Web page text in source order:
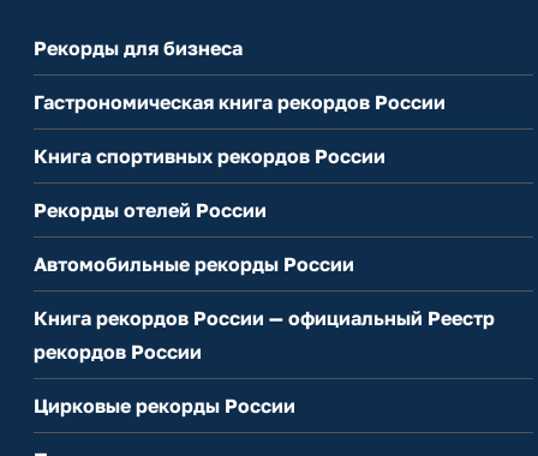
Рекорды для бизнеса
Гастрономическая книга рекордов России
Книга спортивных рекордов России
Рекорды отелей России
Автомобильные рекорды России
Книга рекордов России — официальный Реестр
рекордов России
Цирковые рекорды России